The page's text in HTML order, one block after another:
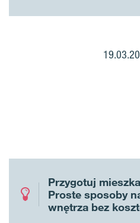
Przygotuj
Proste sposoby
wnętrza bez